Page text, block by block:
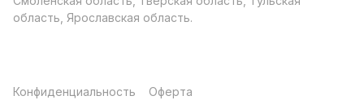
область, Ярославская область.
Конфиденциальность Оферта